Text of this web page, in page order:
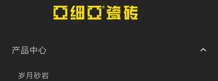
产品中心
岁月砂岩